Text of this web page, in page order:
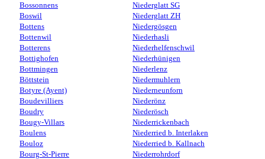
Bossonnens
Boswil
Bottens
Bottenwil
Botterens
Bottighofen
Bottmingen
Böttstein
Botyre (Ayent)
Boudevilliers
Boudry
Bougy-Villars
Boulens
Bouloz
Bourg-St-Pierre
Niederglatt SG
Niederglatt ZH
Niedergösgen
Niederhasli
Niederhelfenschwil
Niederhünigen
Niederlenz
Niedermuhlern
Niederneunforn
Niederönz
Niederösch
Niederrickenbach
Niederried b. Interlaken
Niederried b. Kallnach
Niederrohrdorf